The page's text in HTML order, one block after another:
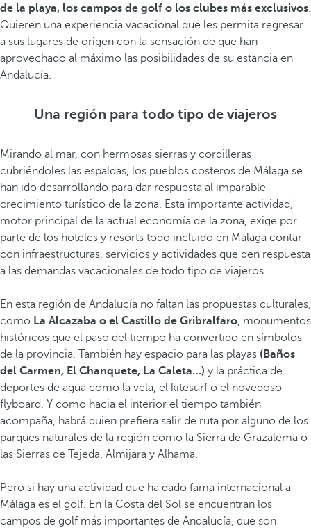
de la playa, los campos de golf o los clubes más exclusivos.
Quieren una experiencia vacacional que les permita regresar
a sus lugares de origen con la sensación de que han
aprovechado al máximo las posibilidades de su estancia en
Andalucía.
Una región para todo tipo de viajeros
Mirando al mar, con hermosas sierras y cordilleras
cubriéndoles las espaldas, los pueblos costeros de Málaga se
han ido desarrollando para dar respuesta al imparable
crecimiento turístico de la zona. Esta importante actividad,
motor principal de la actual economía de la zona, exige por
parte de los hoteles y resorts todo incluido en Málaga contar
con infraestructuras, servicios y actividades que den respuesta
a las demandas vacacionales de todo tipo de viajeros.
En esta región de Andalucía no faltan las propuestas culturales,
como La Alcazaba o el Castillo de Gribralfaro, monumentos
históricos que el paso del tiempo ha convertido en símbolos
de la provincia. También hay espacio para las playas (Baños
del Carmen, El Chanquete, La Caleta…) y la práctica de
deportes de agua como la vela, el kitesurf o el novedoso
flyboard. Y como hacia el interior el tiempo también
acompaña, habrá quien prefiera salir de ruta por alguno de los
parques naturales de la región como la Sierra de Grazalema o
las Sierras de Tejeda, Almijara y Alhama.
Pero si hay una actividad que ha dado fama internacional a
Málaga es el golf. En la Costa del Sol se encuentran los
campos de golf más importantes de Andalucía, que son